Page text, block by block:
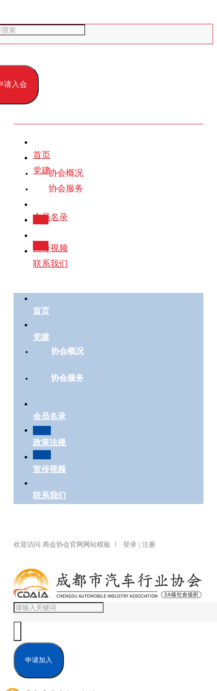
请入会
首页
党建协会概况
协会服务
会员名录
宣传视频
联系我们
首页
党建
协会概况
协会服务
会员名录
政策法规
宣传视频
联系我们
欢迎访问 商会协会官网网站模板 ！ 登录 | 注册
申请加入